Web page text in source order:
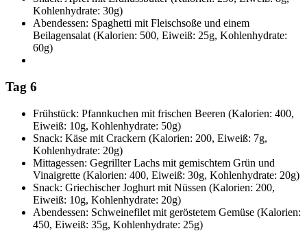
Kohlenhydrate: 30g)
Abendessen: Spaghetti mit Fleischsoße und einem
Beilagensalat (Kalorien: 500, Eiweiß: 25g, Kohlenhydrate:
60g)
Tag 6
Frühstück: Pfannkuchen mit frischen Beeren (Kalorien: 400,
Eiweiß: 10g, Kohlenhydrate: 50g)
Snack: Käse mit Crackern (Kalorien: 200, Eiweiß: 7g,
Kohlenhydrate: 20g)
Mittagessen: Gegrillter Lachs mit gemischtem Grün und
Vinaigrette (Kalorien: 400, Eiweiß: 30g, Kohlenhydrate: 20g)
Snack: Griechischer Joghurt mit Nüssen (Kalorien: 200,
Eiweiß: 10g, Kohlenhydrate: 20g)
Abendessen: Schweinefilet mit geröstetem Gemüse (Kalorien:
450, Eiweiß: 35g, Kohlenhydrate: 25g)